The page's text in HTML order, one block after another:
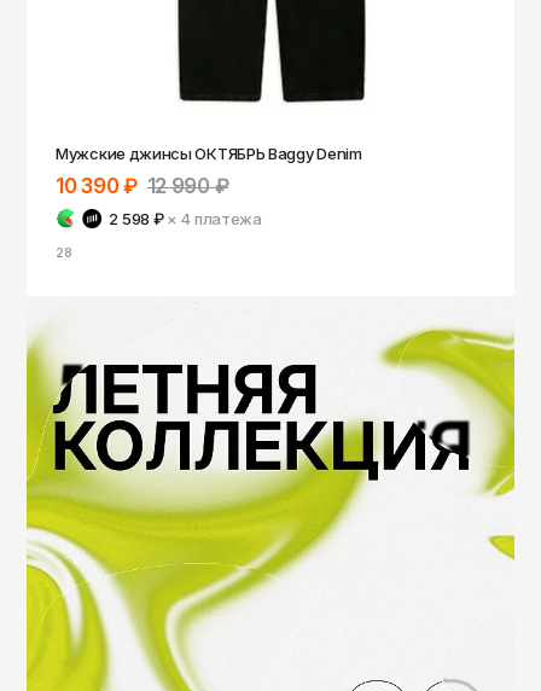
Мужские джинсы ОКТЯБРЬ Baggy Denim
10 390 ₽ 12 990 ₽
2 598 ₽ × 4платежа
28
Ульяновск
Уфа
Ухта
Ханты-Мансийск
Чайковский
Чебоксары
Челябинск
Черкесск
Чита
Элиста
Южно-Сахалинск
Якутск